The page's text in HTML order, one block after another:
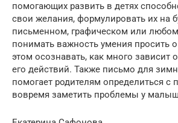
помогающих развить в детях
свои желания, формулировать их на
письменном, графическом или
понимать важность умения просить
этом осознавать, как много зависит
его действий. Также письмо для
помогает родителям определиться с
вовремя заметить проблемы у